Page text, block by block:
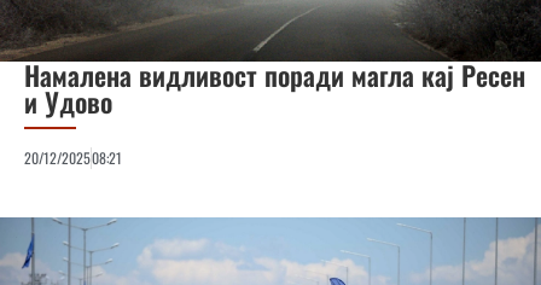
Намалена видливост поради магла кај Ресен
и Удово
20/12/202508:21